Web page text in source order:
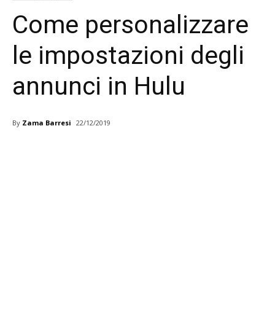
Come personalizzare
le impostazioni degli
annunci in Hulu
By Zama Barresi 22/12/2019